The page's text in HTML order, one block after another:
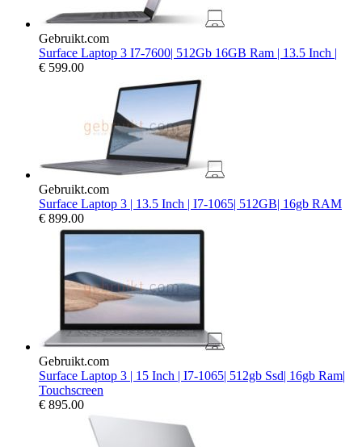
Gebruikt.com
Surface Laptop 3 I7-7600| 512Gb 16GB Ram | 13.5 Inch |
€ 599.00
Gebruikt.com
Surface Laptop 3 | 13.5 Inch | I7-1065| 512GB| 16gb RAM
€ 899.00
Gebruikt.com
Surface Laptop 3 | 15 Inch | I7-1065| 512gb Ssd| 16gb Ram|
Touchscreen
€ 895.00